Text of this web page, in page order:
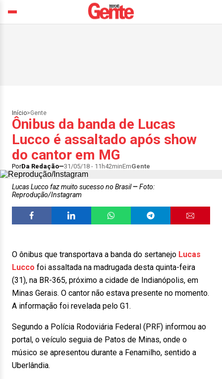
Início>Gente
Ônibus da banda de Lucas
Lucco é assaltado após show
do cantor em MG
PorDa Redação 31/05/18 - 11h42minEmGente
Lucas Lucco faz muito sucesso no Brasil
Foto:
Reprodução/Instagram
O ônibus que transportava a banda do sertanejo Lucas
Lucco foi assaltada na madrugada desta quinta-feira
(31), na BR-365, próximo a cidade de Indianópolis, em
Minas Gerais. O cantor não estava presente no momento.
A informação foi revelada pelo G1.
Segundo a Polícia Rodoviária Federal (PRF) informou ao
portal, o veículo seguia de Patos de Minas, onde o
músico se apresentou durante a Fenamilho, sentido a
Uberlândia.